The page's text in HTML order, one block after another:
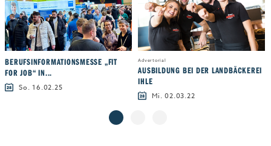
BERUFSINFORMATIONSMESSE „FIT
FOR JOB“ IN...
So. 16.02.25
Advertorial
AUSBILDUNG BEI DER LANDBÄCKEREI
IHLE
Mi. 02.03.22